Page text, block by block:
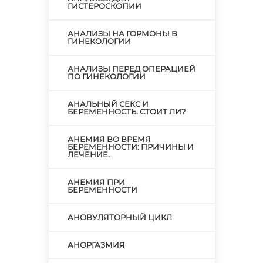
ГИСТЕРОСКОПИИ
АНАЛИЗЫ НА ГОРМОНЫ В
ГИНЕКОЛОГИИ
АНАЛИЗЫ ПЕРЕД ОПЕРАЦИЕЙ
ПО ГИНЕКОЛОГИИ
АНАЛЬНЫЙ СЕКС И
БЕРЕМЕННОСТЬ. СТОИТ ЛИ?
АНЕМИЯ ВО ВРЕМЯ
БЕРЕМЕННОСТИ: ПРИЧИНЫ И
ЛЕЧЕНИЕ.
АНЕМИЯ ПРИ
БЕРЕМЕННОСТИ
АНОВУЛЯТОРНЫЙ ЦИКЛ
АНОРГАЗМИЯ